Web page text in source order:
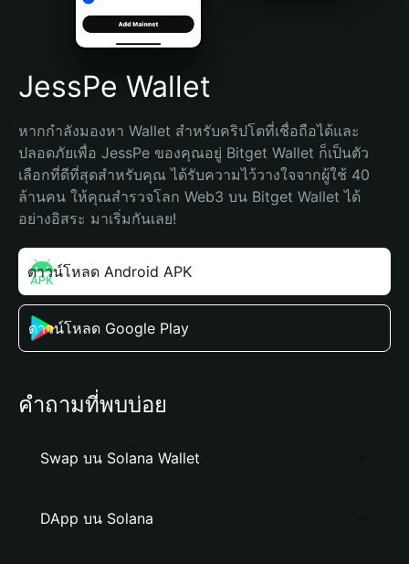
Português (Brasil)
Español (Argentina)
JessPe Wallet
หากกำลังมองหา Wallet สำหรับคริปโตที่เชื่อถือได้และ
ปลอดภัยเพื่อ JessPe ของคุณอยู่ Bitget Wallet ก็เป็นตัว
เลือกที่ดีที่สุดสำหรับคุณ ได้รับความไว้วางใจจากผู้ใช้ 40
ล้านคน ให้คุณสำรวจโลก Web3 บน Bitget Wallet ได้
อย่างอิสระ มาเริ่มกันเลย!
ดาวน์โหลด Android APK
ดาวน์โหลด Google Play
คำถามที่พบบ่อย
Swap บน Solana Wallet
DApp บน Solana